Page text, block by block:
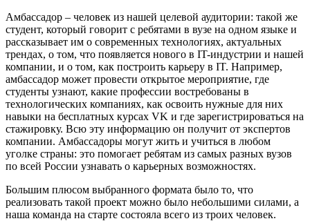
Амбассадор – человек из нашей целевой аудитории: такой же
студент, который говорит с ребятами в вузе на одном языке и
рассказывает им о современных технологиях, актуальных
трендах, о том, что появляется нового в IT-индустрии и нашей
компании, и о том, как построить карьеру в IT. Например,
амбассадор может провести открытое мероприятие, где
студенты узнают, какие профессии востребованы в
технологических компаниях, как освоить нужные для них
навыки на бесплатных курсах VK и где зарегистрироваться на
стажировку. Всю эту информацию он получит от экспертов
компании. Амбассадоры могут жить и учиться в любом
уголке страны: это помогает ребятам из самых разных вузов
по всей России узнавать о карьерных возможностях.
Большим плюсом выбранного формата было то, что
реализовать такой проект можно было небольшими силами, а
наша команда на старте состояла всего из троих человек.